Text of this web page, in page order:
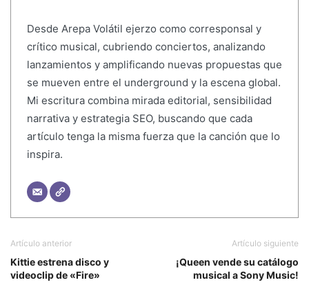
Desde Arepa Volátil ejerzo como corresponsal y
crítico musical, cubriendo conciertos, analizando
lanzamientos y amplificando nuevas propuestas que
se mueven entre el underground y la escena global.
Mi escritura combina mirada editorial, sensibilidad
narrativa y estrategia SEO, buscando que cada
artículo tenga la misma fuerza que la canción que lo
inspira.
Artículo anterior
Kittie estrena disco y
videoclip de «Fire»
Artículo siguiente
¡Queen vende su catálogo
musical a Sony Music!